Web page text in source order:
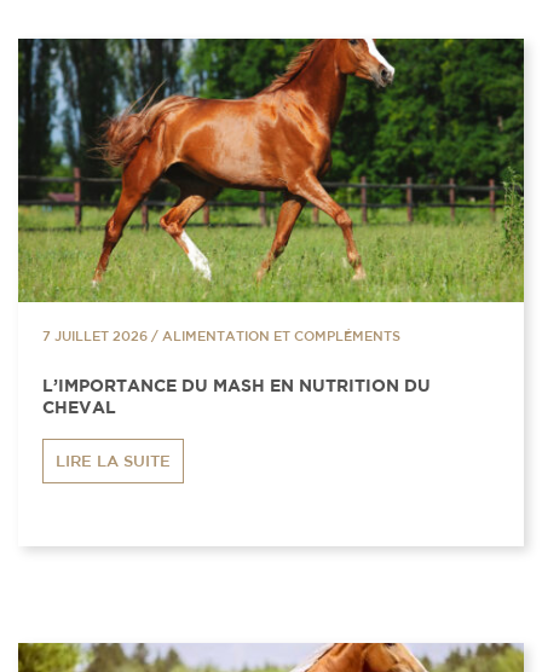
7 JUILLET 2026 / ALIMENTATION ET COMPLÉMENTS
L’IMPORTANCE DU MASH EN NUTRITION DU
CHEVAL
LIRE LA SUITE